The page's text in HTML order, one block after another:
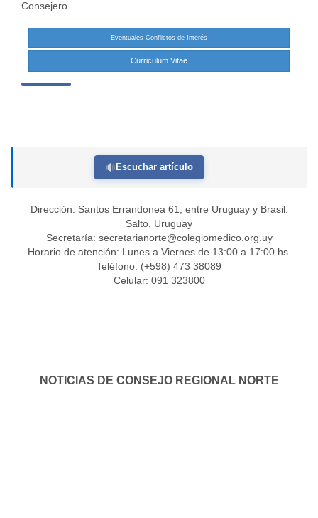
Consejero
Eventuales Conflictos de Interés
Curriculum Vitae
Escuchar artículo
Dirección: Santos Errandonea 61, entre Uruguay y Brasil.
Salto, Uruguay
Secretaría: secretarianorte@colegiomedico.org.uy
Horario de atención: Lunes a Viernes de 13:00 a 17:00 hs.
Teléfono: (+598) 473 38089
Celular: 091 323800
NOTICIAS DE CONSEJO REGIONAL NORTE